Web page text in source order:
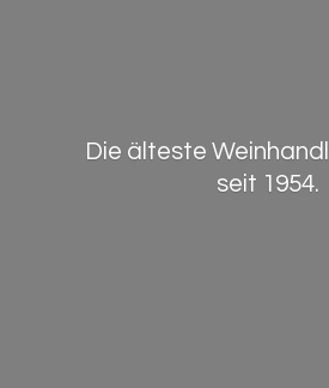
Die älteste
seit 1954.